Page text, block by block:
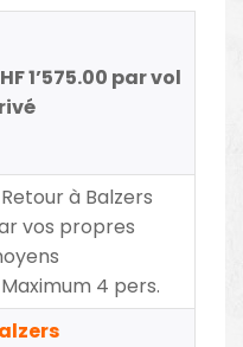
1’575.00 par vol
à Balzers
vos propres
4 pers.